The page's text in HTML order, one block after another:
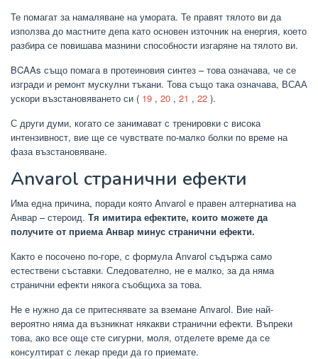
Те помагат за намаляване на умората. Те правят тялото ви да
използва до мастните депа като основен източник на енергия, което
разбира се повишава мазнини способности изгаряне на тялото ви.
BCAAs също помага в протеиновия синтез – това означава, че се
изгради и ремонт мускулни тъкани. Това също така означава, ВСАА
ускори възстановяването си ( 19 , 20 , 21 , 22 ).
С други думи, когато се занимават с тренировки с висока
интензивност, вие ще се чувствате по-малко болки по време на
фаза възстановяване.
Anvarol странични ефекти
Има една причина, поради която Anvarol е правен алтернатива на
Анвар – стероид. Тя имитира ефектите, които можете да
получите от приема Анвар минус странични ефекти.
Както е посочено по-горе, с формула Anvarol съдържа само
естествени съставки. Следователно, не е малко, за да няма
странични ефекти някога съобщиха за това.
Не е нужно да се притеснявате за вземане Anvarol. Вие най-
вероятно няма да възникнат някакви странични ефекти. Въпреки
това, ако все още сте сигурни, моля, отделете време да се
консултират с лекар преди да го приемате.